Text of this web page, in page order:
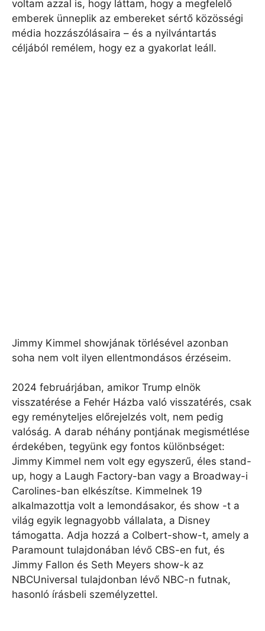
voltam azzal is, hogy láttam, hogy a megfelelő
emberek ünneplik az embereket sértő közösségi
média hozzászólásaira – és a nyilvántartás
céljából remélem, hogy ez a gyakorlat leáll.
Jimmy Kimmel showjának törlésével azonban
soha nem volt ilyen ellentmondásos érzéseim.
2024 februárjában, amikor Trump elnök
visszatérése a Fehér Házba való visszatérés, csak
egy reményteljes előrejelzés volt, nem pedig
valóság. A darab néhány pontjának megismétlése
érdekében, tegyünk egy fontos különbséget:
Jimmy Kimmel nem volt egy egyszerű, éles stand-
up, hogy a Laugh Factory-ban vagy a Broadway-i
Carolines-ban elkészítse. Kimmelnek 19
alkalmazottja volt a lemondásakor, és show -t a
világ egyik legnagyobb vállalata, a Disney
támogatta. Adja hozzá a Colbert-show-t, amely a
Paramount tulajdonában lévő CBS-en fut, és
Jimmy Fallon és Seth Meyers show-k az
NBCUniversal tulajdonban lévő NBC-n futnak,
hasonló írásbeli személyzettel.